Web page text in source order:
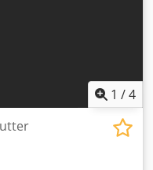
1 /4